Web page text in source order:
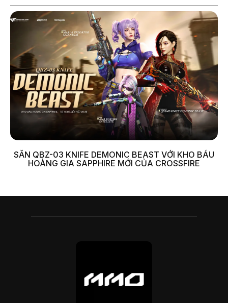
SĂN QBZ-03 KNIFE DEMONIC BEAST VỚI KHO BÁU
HOÀNG GIA SAPPHIRE MỚI CỦA CROSSFIRE